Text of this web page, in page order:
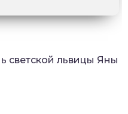
светской львицы Яны